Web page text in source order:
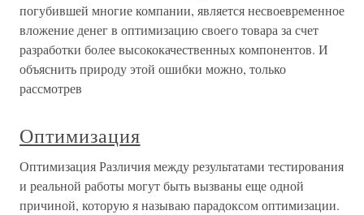
погубившей многие компании, является несвоевременное
вложение денег в оптимизацию своего товара за счет
разработки более высококачественных компонентов. И
объяснить природу этой ошибки можно, только
рассмотрев
Оптимизация
Оптимизация Различия между результатами тестирования
и реальной работы могут быть вызваны еще одной
причиной, которую я называю парадоксом оптимизации.